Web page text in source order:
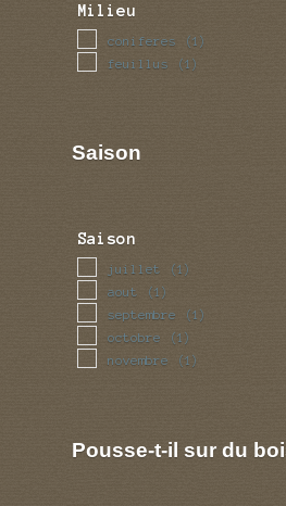
Milieu
coniferes (1)
feuillus (1)
Saison
Saison
juillet (1)
aout (1)
septembre (1)
octobre (1)
novembre (1)
Pousse-t-il sur du